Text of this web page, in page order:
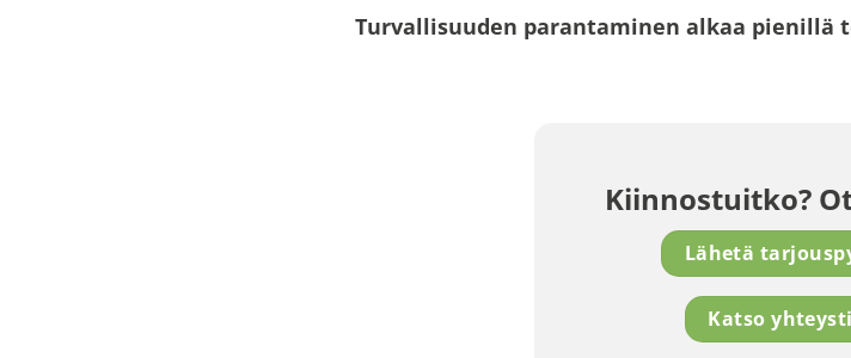
Turvallisuuden parantaminen alkaa pienillä
Kiinnostuitko?
Lähetä
Katso